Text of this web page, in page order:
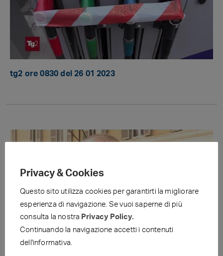
tg2 ore 0830 del 26 01 2023
Privacy & Cookies
Questo sito utilizza cookies per garantirti la migliorare
esperienza di navigazione. Se vuoi saperne di più
consulta la nostra Privacy Policy.
Continuando la navigazione accetti i contenuti
dell'informativa.